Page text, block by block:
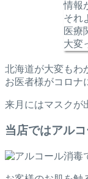
情報
それ
医療
大変
北海道が大変もわ
お医者様がコロナ
来月にはマスクが
当店ではアル